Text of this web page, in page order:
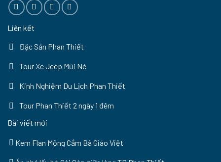
Liên kết
Đặc Sản Phan Thiết
Tour Xe Jeep Mũi Né
Kinh Nghiệm Du Lịch Phan Thiết
Tour Phan Thiết 2 ngày 1 đêm
Bài viết mới
Kem Flan Mộng Cầm Bà Giáo Việt